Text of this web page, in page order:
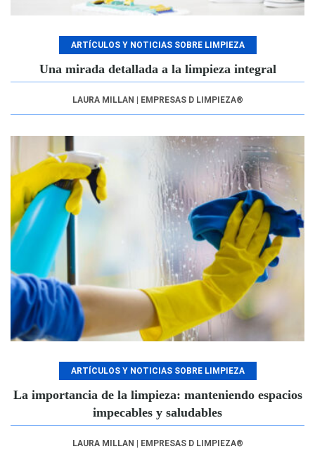
ARTÍCULOS Y NOTICIAS SOBRE LIMPIEZA
Una mirada detallada a la limpieza integral
LAURA MILLAN | EMPRESAS D LIMPIEZA®
ARTÍCULOS Y NOTICIAS SOBRE LIMPIEZA
La importancia de la limpieza: manteniendo espacios
impecables y saludables
LAURA MILLAN | EMPRESAS D LIMPIEZA®